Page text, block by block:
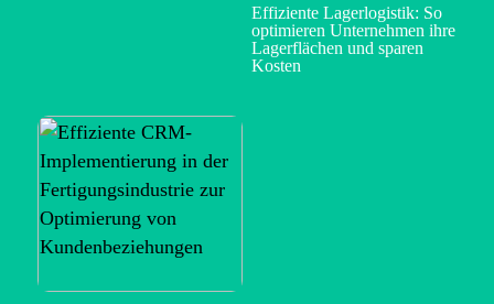
Effiziente Lagerlogistik: So
optimieren Unternehmen ihre
Lagerflächen und sparen
Kosten